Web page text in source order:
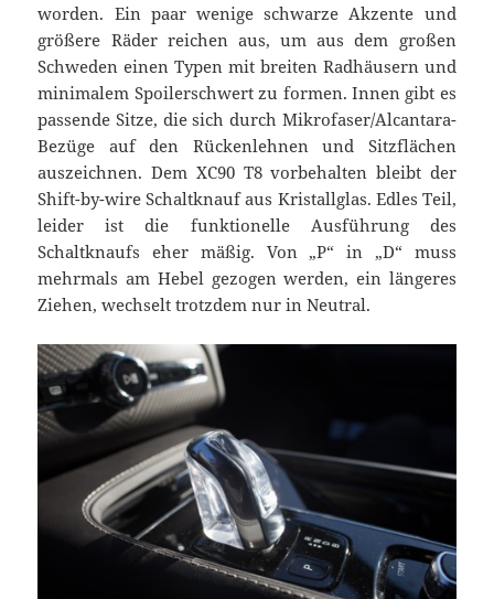
worden. Ein paar wenige schwarze Akzente und
größere Räder reichen aus, um aus dem großen
Schweden einen Typen mit breiten Radhäusern und
minimalem Spoilerschwert zu formen. Innen gibt es
passende Sitze, die sich durch Mikrofaser/Alcantara-
Bezüge auf den Rückenlehnen und Sitzflächen
auszeichnen. Dem XC90 T8 vorbehalten bleibt der
Shift-by-wire Schaltknauf aus Kristallglas. Edles Teil,
leider ist die funktionelle Ausführung des
Schaltknaufs eher mäßig. Von „P“ in „D“ muss
mehrmals am Hebel gezogen werden, ein längeres
Ziehen, wechselt trotzdem nur in Neutral.